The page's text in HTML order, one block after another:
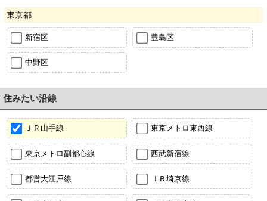
東京都
新宿区 豊島区
中野区
住みたい沿線
ＪＲ山手線 東京メトロ東西線
東京メトロ副都心線 西武新宿線
都営大江戸線 ＪＲ埼京線